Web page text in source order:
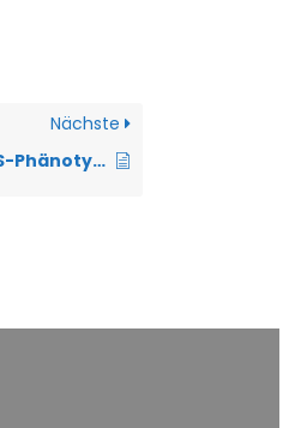
Nächste
Was bedeutet OPM-Klassifikation der ALS-Phänotypen?